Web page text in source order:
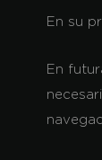
En su
En